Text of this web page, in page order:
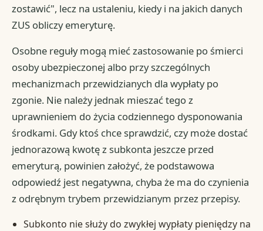
zostawić", lecz na ustaleniu, kiedy i na jakich danych
ZUS obliczy emeryturę.
Osobne reguły mogą mieć zastosowanie po śmierci
osoby ubezpieczonej albo przy szczególnych
mechanizmach przewidzianych dla wypłaty po
zgonie. Nie należy jednak mieszać tego z
uprawnieniem do życia codziennego dysponowania
środkami. Gdy ktoś chce sprawdzić, czy może dostać
jednorazową kwotę z subkonta jeszcze przed
emeryturą, powinien założyć, że podstawowa
odpowiedź jest negatywna, chyba że ma do czynienia
z odrębnym trybem przewidzianym przez przepisy.
Subkonto nie służy do zwykłej wypłaty pieniędzy na